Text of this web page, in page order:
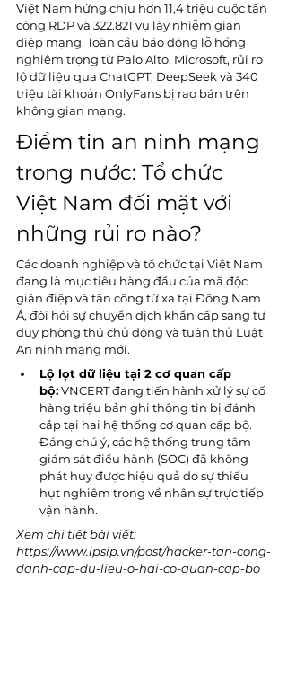
Việt Nam hứng chịu hơn 11,4 triệu cuộc tấn
công RDP và 322.821 vụ lây nhiễm gián
điệp mạng. Toàn cầu báo động lỗ hổng
nghiêm trọng từ Palo Alto, Microsoft, rủi ro
lộ dữ liệu qua ChatGPT, DeepSeek và 340
triệu tài khoản OnlyFans bị rao bán trên
không gian mạng.
Điểm tin an ninh mạng
trong nước: Tổ chức
Việt Nam đối mặt với
những rủi ro nào?
Các doanh nghiệp và tổ chức tại Việt Nam
đang là mục tiêu hàng đầu của mã độc
gián điệp và tấn công từ xa tại Đông Nam
Á, đòi hỏi sự chuyển dịch khẩn cấp sang tư
duy phòng thủ chủ động và tuân thủ Luật
An ninh mạng mới.
Lộ lọt dữ liệu tại 2 cơ quan cấp
bộ: VNCERT đang tiến hành xử lý sự cố
hàng triệu bản ghi thông tin bị đánh
cắp tại hai hệ thống cơ quan cấp bộ.
Đáng chú ý, các hệ thống trung tâm
giám sát điều hành (SOC) đã không
phát huy được hiệu quả do sự thiếu
hụt nghiêm trọng về nhân sự trực tiếp
vận hành.
Xem chi tiết bài viết:
https://www.ipsip.vn/post/hacker-tan-cong-
danh-cap-du-lieu-o-hai-co-quan-cap-bo